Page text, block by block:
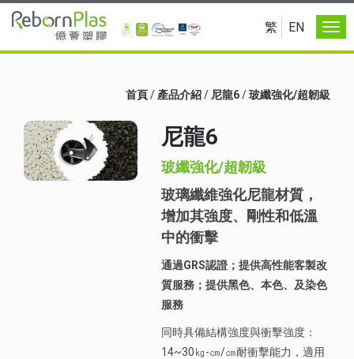
繁 EN
首頁/ 產品介紹/ 尼龍6/玻纖強化/超韌級
尼龍6
玻纖強化/超韌級
玻璃纖維強化尼龍材質，
增加其強度、剛性和低溫
中的衝擊
通過GRS認證；提供高性能客製改
質服務；提供黑色、本色、及染色
服務
同時具備結構強度與衝擊強度：
14~30㎏-㎝/㎝耐衝擊能力，適用